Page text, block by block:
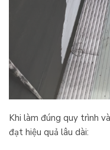
Khi làm đúng quy trình
đạt hiệu quả lâu dài: